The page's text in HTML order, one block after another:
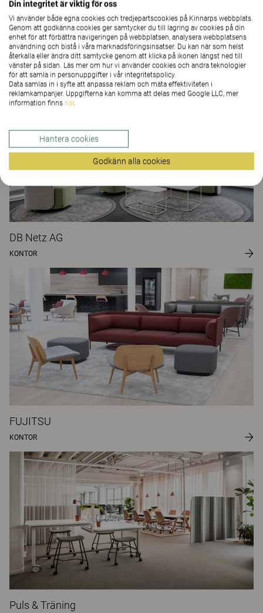
Tpay
KONTOR
DB Netz AG
KONTOR
FUJITSU
KONTOR
Puls & Träning
Din integritet är viktig för oss
Vi använder både egna cookies och tredjepartscookies på Kinnarps webbplats.
Genom att godkänna cookies ger samtycker du till lagring av cookies på din
enhet för att förbättra navigeringen på webbplatsen, analysera webbplatsens
användning och bistå i våra marknadsföringsinsatser. Du kan när som helst
återkalla eller ändra ditt samtycke genom att klicka på ikonen längst ned till
vänster på sidan. Läs mer om hur vi använder cookies och andra teknologier
för att samla in personuppgifter i vår integritetspolicy.
Data samlas in i syfte att anpassa reklam och mäta effektiviteten i
reklamkampanjer. Uppgifterna kan komma att delas med Google LLC, mer
information finns här.
Hantera cookies
Godkänn alla cookies